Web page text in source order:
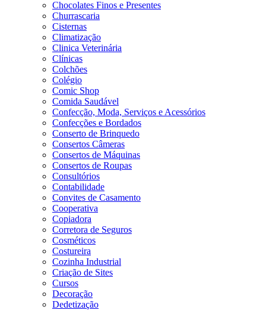
Chocolates Finos e Presentes
Churrascaria
Cisternas
Climatização
Clinica Veterinária
Clínicas
Colchões
Colégio
Comic Shop
Comida Saudável
Confecção, Moda, Serviços e Acessórios
Confecções e Bordados
Conserto de Brinquedo
Consertos Câmeras
Consertos de Máquinas
Consertos de Roupas
Consultórios
Contabilidade
Convites de Casamento
Cooperativa
Copiadora
Corretora de Seguros
Cosméticos
Costureira
Cozinha Industrial
Criação de Sites
Cursos
Decoração
Dedetização